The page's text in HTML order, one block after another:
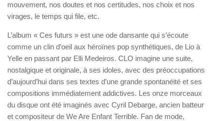
mouvement, nos doutes et nos certitudes, nos choix et nos
virages, le temps qui file, etc.
L’album « Ces futurs » est une ode dansante qui s’écoute
comme un clin d’oeil aux héroïnes pop synthétiques, de Lio à
Yelle en passant par Elli Medeiros. CLO imagine une suite,
nostalgique et originale, à ses idoles, avec des préoccupations
d’aujourd’hui dans ses textes d’une grande spontanéité et ses
compositions immédiatement addictives. Les onze morceaux
du disque ont été imaginés avec Cyril Debarge, ancien batteur
et compositeur de We Are Enfant Terrible. Fan de mode,